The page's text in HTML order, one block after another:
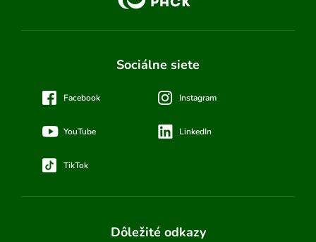
Sociálne siete
Facebook Instagram
YouTube LinkedIn
TikTok
Dôležité odkazy